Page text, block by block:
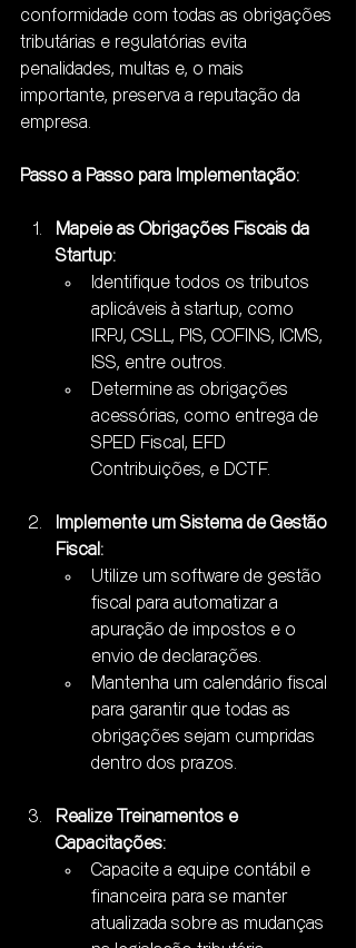
conformidade com todas as obrigações
tributárias e regulatórias evita
penalidades, multas e, o mais
importante, preserva a reputação da
empresa.
Passo a Passo para Implementação:
Mapeie as Obrigações Fiscais da
Startup:
Identifique todos os tributos
aplicáveis à startup, como
IRPJ, CSLL, PIS, COFINS, ICMS,
ISS, entre outros.
Determine as obrigações
acessórias, como entrega de
SPED Fiscal, EFD
Contribuições, e DCTF.
Implemente um Sistema de Gestão
Fiscal:
Utilize um software de gestão
fiscal para automatizar a
apuração de impostos e o
envio de declarações.
Mantenha um calendário fiscal
para garantir que todas as
obrigações sejam cumpridas
dentro dos prazos.
Realize Treinamentos e
Capacitações:
Capacite a equipe contábil e
financeira para se manter
atualizada sobre as mudanças